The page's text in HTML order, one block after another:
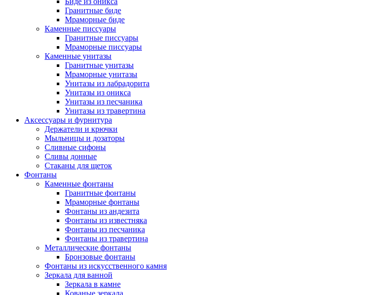
Гранитные биде
Мраморные биде
Каменные писсуары
Гранитные писсуары
Мраморные писсуары
Каменные унитазы
Гранитные унитазы
Мраморные унитазы
Унитазы из лабрадорита
Унитазы из оникса
Унитазы из песчаника
Унитазы из травертина
Аксессуары и фурнитура
Держатели и крючки
Мыльницы и дозаторы
Сливные сифоны
Сливы донные
Стаканы для щеток
Фонтаны
Каменные фонтаны
Гранитные фонтаны
Мраморные фонтаны
Фонтаны из андезита
Фонтаны из известняка
Фонтаны из песчаника
Фонтаны из травертина
Металлические фонтаны
Бронзовые фонтаны
Фонтаны из искусственного камня
Зеркала для ванной
Зеркала в камне
Кованые зеркала